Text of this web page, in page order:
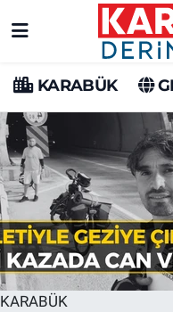
KARABÜK
KARABÜK
Karabük Hava
Karabük Trafik
Süper Lig Puan
Tüm Manşetler
Son Dakika